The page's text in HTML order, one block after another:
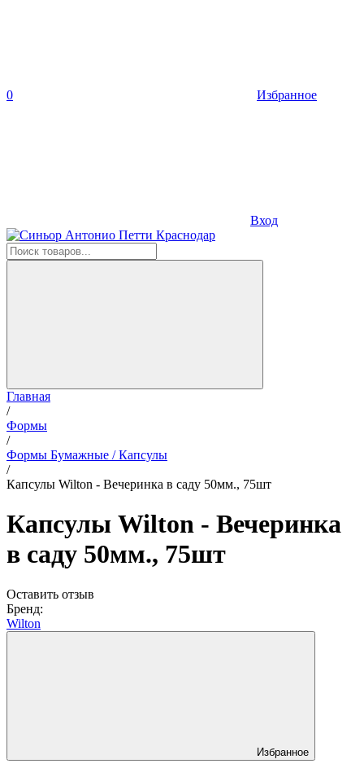
0 Избранное
Вход
Главная
/
Формы
/
Формы Бумажные / Капсулы
/
Капсулы Wilton - Вечеринка в саду 50мм., 75шт
Капсулы Wilton - Вечеринка
в саду 50мм., 75шт
Оставить отзыв
Бренд:
Wilton
Избранное